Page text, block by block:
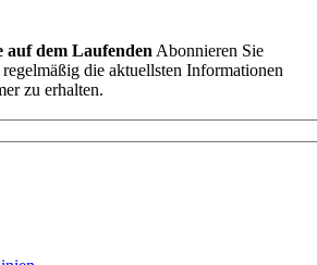
auf dem Laufenden Abonnieren Sie
die aktuellsten Informationen
zu erhalten.